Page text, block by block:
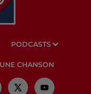
PODCASTS
CHANSON